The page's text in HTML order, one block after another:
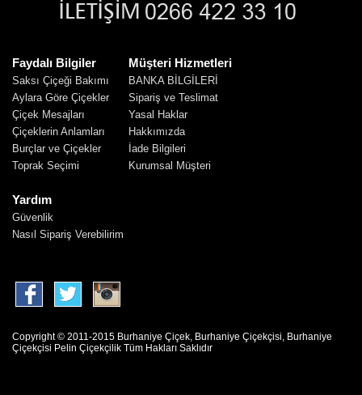
Faydalı Bilgiler
Saksı Çiçeği Bakımı
Aylara Göre Çiçekler
Çiçek Mesajları
Çiçeklerin Anlamları
Burçlar ve Çiçekler
Toprak Seçimi
Müşteri Hizmetleri
BANKA BİLGİLERİ
Sipariş ve Teslimat
Yasal Haklar
Hakkımızda
İade Bilgileri
Kurumsal Müşteri
Yardım
Güvenlik
Nasıl Sipariş Verebilirim
Copyright © 2011-2015 Burhaniye Çiçek, Burhaniye Çiçekçisi, Burhaniye
Çiçekçisi Pelin Çiçekçilik Tüm Hakları Saklıdır